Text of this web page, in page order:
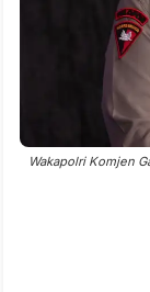
Wakapolri Komjen